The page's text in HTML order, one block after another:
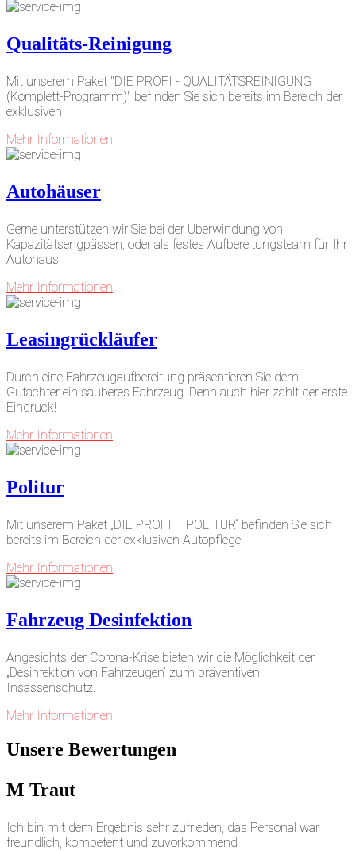
Qualitäts-Reinigung
Mit unserem Paket "DIE PROFI - QUALITÄTSREINIGUNG
(Komplett-Programm)" befinden Sie sich bereits im Bereich der
exklusiven
Mehr Informationen
Autohäuser
Gerne unterstützen wir Sie bei der Überwindung von
Kapazitätsengpässen, oder als festes Aufbereitungsteam für Ihr
Autohaus.
Mehr Informationen
Leasingrückläufer
Durch eine Fahrzeugaufbereitung präsentieren Sie dem
Gutachter ein sauberes Fahrzeug. Denn auch hier zählt der erste
Eindruck!
Mehr Informationen
Politur
Mit unserem Paket „DIE PROFI – POLITUR“ befinden Sie sich
bereits im Bereich der exklusiven Autopflege.
Mehr Informationen
Fahrzeug Desinfektion
Angesichts der Corona-Krise bieten wir die Möglichkeit der
„Desinfektion von Fahrzeugen“ zum präventiven
Insassenschutz.
Mehr Informationen
Unsere Bewertungen
M Traut
Ich bin mit dem Ergebnis sehr zufrieden, das Personal war
freundlich, kompetent und zuvorkommend